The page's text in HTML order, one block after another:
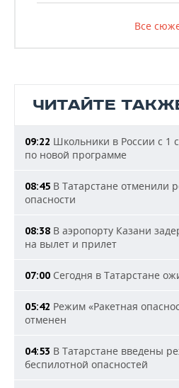
Все
ЧИТАЙТЕ
09:22 Школьники в России с 1
по новой программе
08:45 В Татарстане отменили
опасности
08:38 В аэропорту Казани
на вылет и прилет
07:00 Сегодня в Татарстане
05:42 Режим «Ракетная
отменен
04:53 В Татарстане введены
беспилотной опасностей